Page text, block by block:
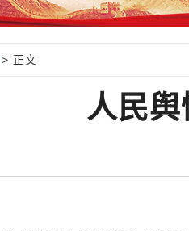
> 正文
人民